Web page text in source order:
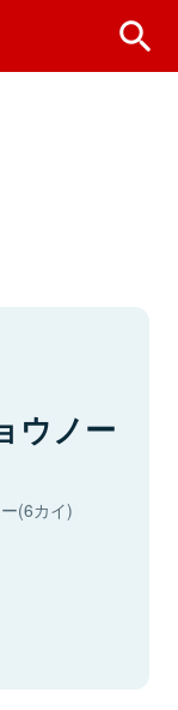
ウノー
(6カイ)